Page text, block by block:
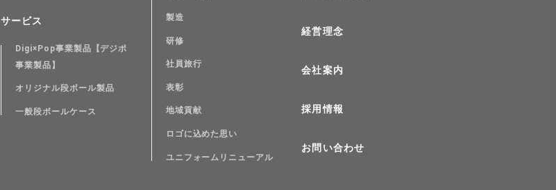
サービス
Digi×Pop事業製品【デジポ
事業製品】
オリジナル段ボール製品
一般段ボールケース
製造
研修
社員旅行
表彰
地域貢献
ロゴに込めた思い
ユニフォームリニューアル
経営理念
会社案内
採用情報
お問い合わせ